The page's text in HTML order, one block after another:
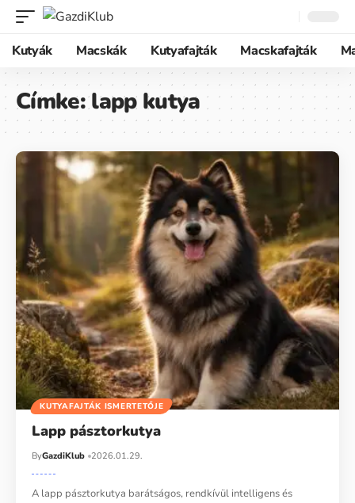
Kutyák Macskák Kutyafajták Macskafajták
Címke:lapp kutya
KUTYAFAJTÁK ISMERTETŐJE
Lapp pásztorkutya
ByGazdiKlub 2026.01.29.
A lapp pásztorkutya barátságos, rendkívül intelligens és